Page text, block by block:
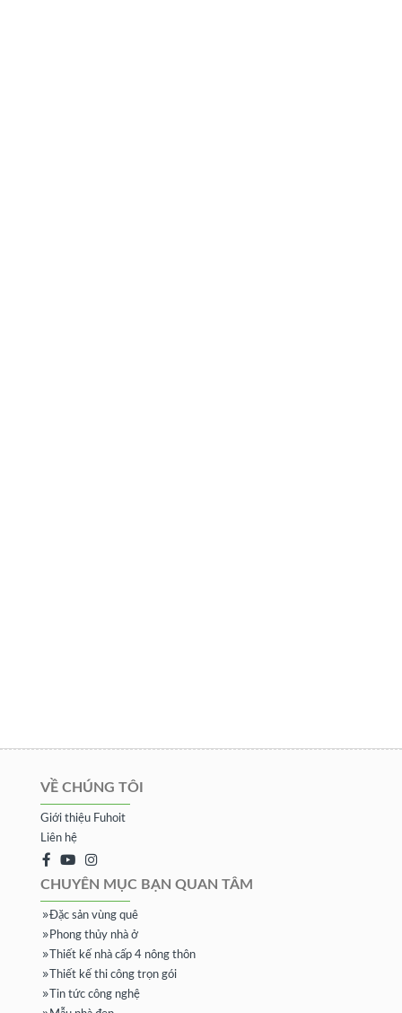
VỀ CHÚNG TÔI
Giới thiệu Fuhoit
Liên hệ
CHUYÊN MỤC BẠN QUAN TÂM
Đặc sản vùng quê
Phong thủy nhà ở
Thiết kế nhà cấp 4 nông thôn
Thiết kế thi công trọn gói
Tin tức công nghệ